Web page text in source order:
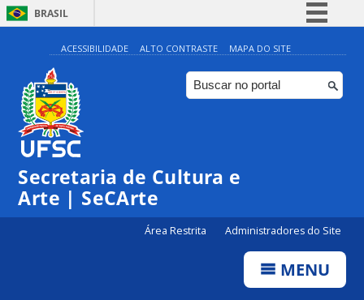
BRASIL
Simplifique!
Comunica BR
Participe
ACESSIBILIDADE ALTO CONTRASTE MAPA DO SITE
Secretaria de Cultura e
Arte | SeCArte
Área Restrita Administradores do Site
MENU